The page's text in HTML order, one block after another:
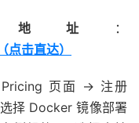
地址
：
击直达）
Pricing 页面 → 注册
择 Docker 镜像部署